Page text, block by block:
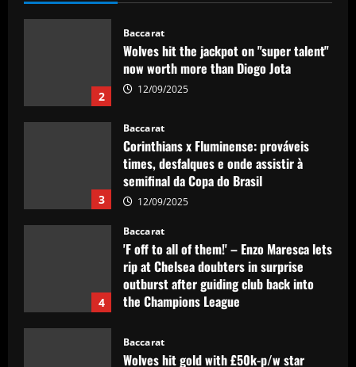
Baccarat
Corinthians x Fluminense: prováveis
times, desfalques e onde assistir à
12/09/2025
Baccarat
'F off to all of them!' – Enzo Maresca lets
rip at Chelsea doubters in surprise
the Champions League
12/09/2025
Baccarat
Wolves hit gold with £50k-p/w star
who’s worth more than Neves & Nunes